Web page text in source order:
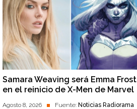
Samara Weaving será Emma Frost
en el reinicio de X-Men de Marvel
Agosto 8, 2026 Fuente: Noticias Radiorama